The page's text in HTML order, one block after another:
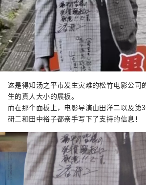
这是得知汤之平市发生灾难的松竹电影公司
生的真人大小的展板。
而在那个面板上，电影导演山田洋二以及第
研二和田中裕子都亲手写下了支持的信息！